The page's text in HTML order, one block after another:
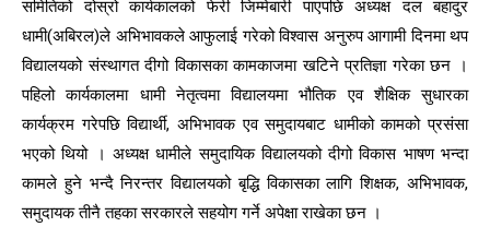
समितिको दोस्रो कार्यकालको फेरी जिम्मेबारी पाएपछि अध्यक्ष दल बहादुर
धामी(अबिरल)ले अभिभावकले आफुलाई गरेको विश्वास अनुरुप आगामी दिनमा थप
विद्यालयको संस्थागत दीगो विकासका कामकाजमा खटिने प्रतिज्ञा गरेका छन ।
पहिलो कार्यकालमा धामी नेतृत्वमा विद्यालयमा भौतिक एव शैक्षिक सुधारका
कार्यक्रम गरेपछि विद्यार्थी, अभिभावक एव समुदायबाट धामीको कामको प्रसंसा
भएको थियो । अध्यक्ष धामीले समुदायिक विद्यालयको दीगो विकास भाषण भन्दा
कामले हुने भन्दै निरन्तर विद्यालयको बृद्धि विकासका लागि शिक्षक, अभिभावक,
समुदायक तीनै तहका सरकारले सहयोग गर्ने अपेक्षा राखेका छन ।